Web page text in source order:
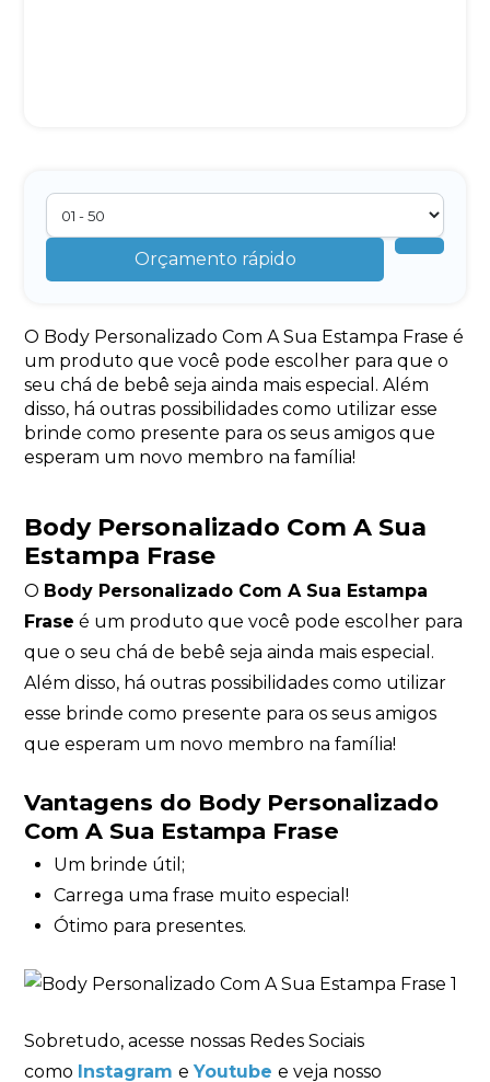
Orçamento rápido
O Body Personalizado Com A Sua Estampa Frase é
um produto que você pode escolher para que o
seu chá de bebê seja ainda mais especial. Além
disso, há outras possibilidades como utilizar esse
brinde como presente para os seus amigos que
esperam um novo membro na família!
Body Personalizado Com A Sua
Estampa Frase
O Body Personalizado Com A Sua Estampa
Frase é um produto que você pode escolher para
que o seu chá de bebê seja ainda mais especial.
Além disso, há outras possibilidades como utilizar
esse brinde como presente para os seus amigos
que esperam um novo membro na família!
Vantagens do Body Personalizado
Com A Sua Estampa Frase
Um brinde útil;
Carrega uma frase muito especial!
Ótimo para presentes.
Sobretudo, acesse nossas Redes Sociais
como Instagram eYoutube e veja nosso